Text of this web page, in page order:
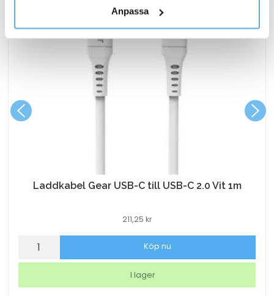
Anpassa
Laddkabel Gear USB-C till USB-C 2.0 Vit 1m
211,25 kr
Laddkabel
C
Köp nu
I lager